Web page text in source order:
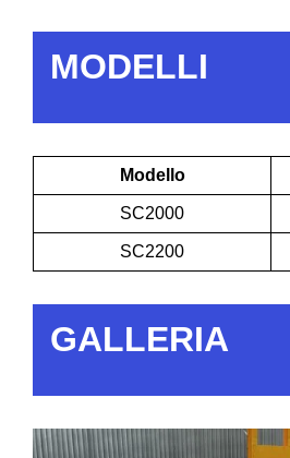
MODELLI
Modello
SC2000
SC2200
GALLERIA